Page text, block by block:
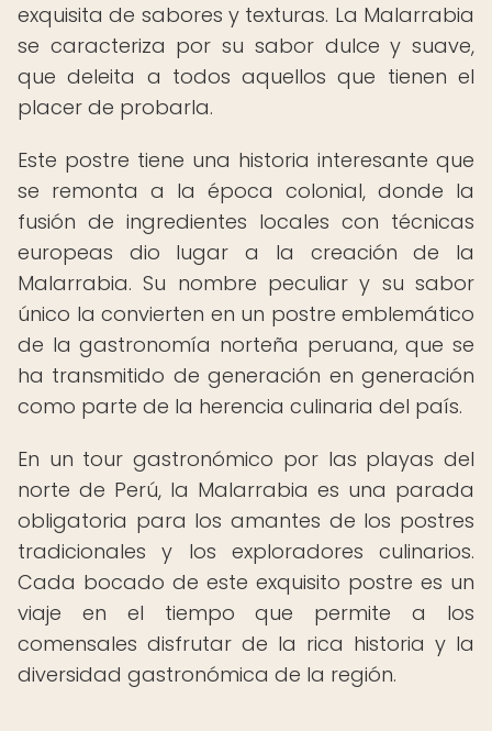
exquisita de sabores y texturas. La Malarrabia
se caracteriza por su sabor dulce y suave,
que deleita a todos aquellos que tienen el
placer de probarla.
Este postre tiene una historia interesante que
se remonta a la época colonial, donde la
fusión de ingredientes locales con técnicas
europeas dio lugar a la creación de la
Malarrabia. Su nombre peculiar y su sabor
único la convierten en un postre emblemático
de la gastronomía norteña peruana, que se
ha transmitido de generación en generación
como parte de la herencia culinaria del país.
En un tour gastronómico por las playas del
norte de Perú, la Malarrabia es una parada
obligatoria para los amantes de los postres
tradicionales y los exploradores culinarios.
Cada bocado de este exquisito postre es un
viaje en el tiempo que permite a los
comensales disfrutar de la rica historia y la
diversidad gastronómica de la región.